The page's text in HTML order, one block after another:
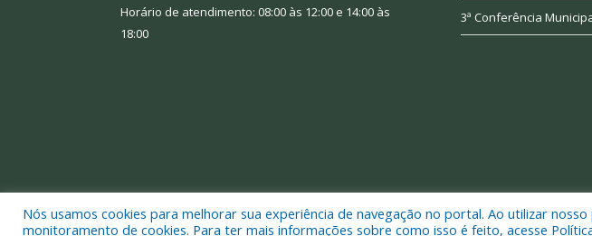
Horário de atendimento: 08:00 às 12:00 e 14:00 às
18:00
3ª Conferência
Todos os direitos reservados a Prefeitura Municipal de Limoeiro do Ajuru.
Nós usamos cookies para melhorar sua experiência de navegação no portal. Ao utilizar
monitoramento de cookies. Para ter mais informações sobre como isso é feito, acesse